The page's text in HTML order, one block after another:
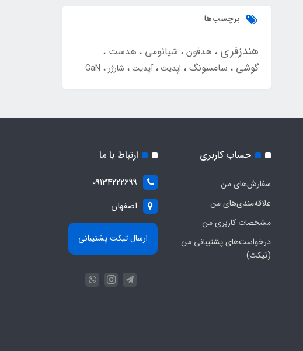
برچسب‌ها
هندزفری هدفون شیائومی هدست
گوشی سامسونگ اپدیت آپدیت شارژر GaN
حساب کاربری
سفارش‌های من
علاقه‌مندی‌های من
مشخصات کاربری من
درخواست‌های پشتیبانی من
(تیکت)
ارتباط با ما
09134222699
اصفهان
ارسال تیکت پشتیبانی